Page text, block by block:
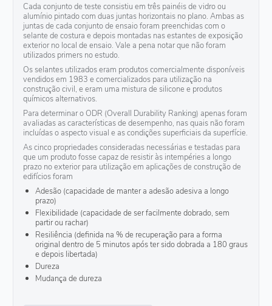
Cada conjunto de teste consistiu em três painéis de vidro ou
alumínio pintado com duas juntas horizontais no plano. Ambas as
juntas de cada conjunto de ensaio foram preenchidas com o
selante de costura e depois montadas nas estantes de exposição
exterior no local de ensaio. Vale a pena notar que não foram
utilizados primers no estudo.
Os selantes utilizados eram produtos comercialmente disponíveis
vendidos em 1983 e comercializados para utilização na
construção civil, e eram uma mistura de silicone e produtos
químicos alternativos.
Para determinar o ODR (Overall Durability Ranking) apenas foram
avaliadas as características de desempenho, nas quais não foram
incluídas o aspecto visual e as condições superficiais da superfície.
As cinco propriedades consideradas necessárias e testadas para
que um produto fosse capaz de resistir às intempéries a longo
prazo no exterior para utilização em aplicações de construção de
edifícios foram
Adesão (capacidade de manter a adesão adesiva a longo
prazo)
Flexibilidade (capacidade de ser facilmente dobrado, sem
partir ou rachar)
Resiliência (definida na % de recuperação para a forma
original dentro de 5 minutos após ter sido dobrada a 180 graus
e depois libertada)
Dureza
Mudança de dureza